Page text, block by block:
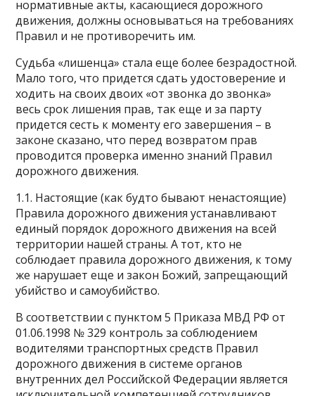
нормативные акты, касающиеся дорожного
движения, должны основываться на требованиях
Правил и не противоречить им.
Судьба «лишенца» стала еще более безрадостной.
Мало того, что придется сдать удостоверение и
ходить на своих двоих «от звонка до звонка»
весь срок лишения прав, так еще и за парту
придется сесть к моменту его завершения – в
законе сказано, что перед возвратом прав
проводится проверка именно знаний Правил
дорожного движения.
1.1. Настоящие (как будто бывают ненастоящие)
Правила дорожного движения устанавливают
единый порядок дорожного движения на всей
территории нашей страны. А тот, кто не
соблюдает правила дорожного движения, к тому
же нарушает еще и закон Божий, запрещающий
убийство и самоубийство.
В соответствии с пунктом 5 Приказа МВД РФ от
01.06.1998 № 329 контроль за соблюдением
водителями транспортных средств Правил
дорожного движения в системе органов
внутренних дел Российской Федерации является